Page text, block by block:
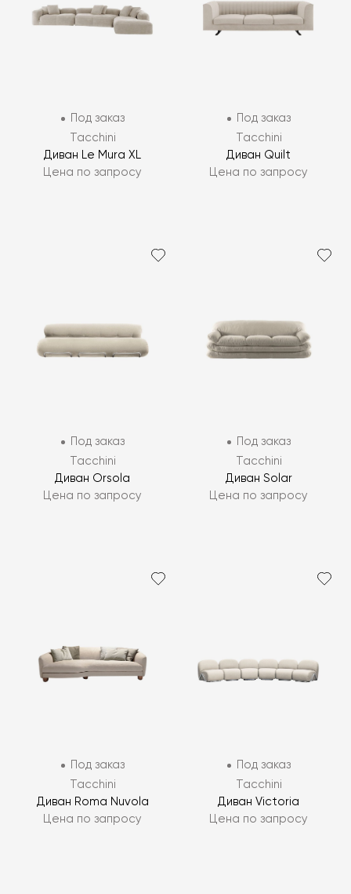
Под заказ
Tacchini
Диван Le Mura XL
Цена по запросу
Под заказ
Tacchini
Диван Quilt
Цена по запросу
Под заказ
Tacchini
Диван Orsola
Цена по запросу
Под заказ
Tacchini
Диван Solar
Цена по запросу
Под заказ
Tacchini
Диван Roma Nuvola
Цена по запросу
Под заказ
Tacchini
Диван Victoria
Цена по запросу